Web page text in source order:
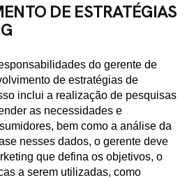
DE ESTRATÉGIAS
do gerente de
de estratégias de
inclui a realização de pesquisas
as necessidades e
bem como a análise da
nesses dados, o gerente deve
que defina os objetivos, o
a serem utilizadas, como